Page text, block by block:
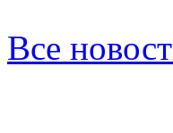
Все